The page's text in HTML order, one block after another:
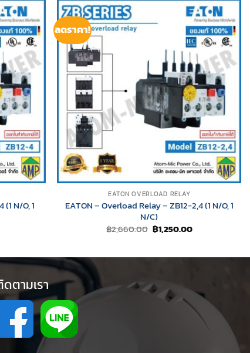
N/O, 1
ลดราคา!
EATON OVERLOAD RELAY
EATON – Overload Relay – ZB12-2,4 (1 N/O, 1
N/C)
฿2,660.00 Original
price
฿2,660.00.
฿1,250.00Current
฿1,250.00.
ตามเรา